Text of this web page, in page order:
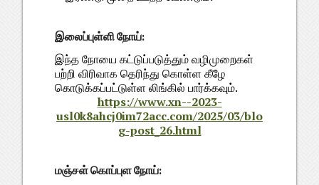
இலைப்புள்ளி நோய்:
இந்த நோயை கட்டுப்படுத்தும் வழிமுறைகள்
பற்றி விரிவாக தெரிந்து கொள்ள கீழே
கொடுக்கப்பட்டுள்ள லிங்கில் பார்க்கவும்.
https://www.xn--2023-
usl0k8ahcj0im72acc.com/2025/03/blo
g-post_26.html
மஞ்சள் கொப்புள நோய்: